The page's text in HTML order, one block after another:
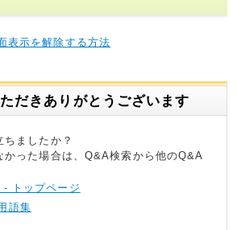
表示を解除する方法
だきありがとうございます
ちましたか？
かった場合は、Q&A検索から他のQ&A
トップページ
語集